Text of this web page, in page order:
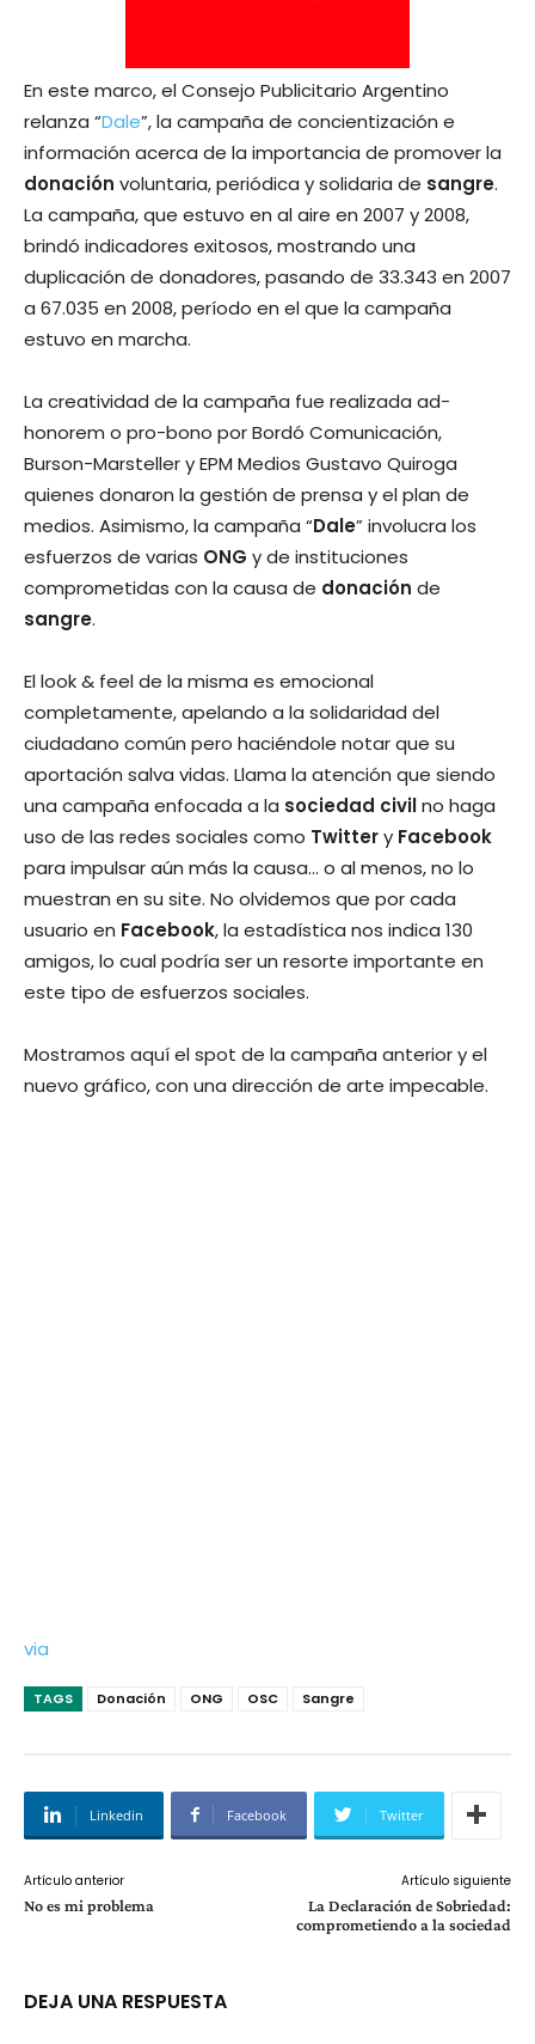
En este marco, el Consejo Publicitario Argentino
relanza “Dale”, la campaña de concientización e
información acerca de la importancia de promover la
donación voluntaria, periódica y solidaria de sangre.
La campaña, que estuvo en al aire en 2007 y 2008,
brindó indicadores exitosos, mostrando una
duplicación de donadores, pasando de 33.343 en 2007
a 67.035 en 2008, período en el que la campaña
estuvo en marcha.
La creatividad de la campaña fue realizada ad-
honorem o pro-bono por Bordó Comunicación,
Burson-Marsteller y EPM Medios Gustavo Quiroga
quienes donaron la gestión de prensa y el plan de
medios. Asimismo, la campaña “Dale” involucra los
esfuerzos de varias ONG y de instituciones
comprometidas con la causa de donación de
sangre.
El look & feel de la misma es emocional
completamente, apelando a la solidaridad del
ciudadano común pero haciéndole notar que su
aportación salva vidas. Llama la atención que siendo
una campaña enfocada a la sociedad civilno haga
uso de las redes sociales como Twittery Facebook
para impulsar aún más la causa… o al menos, no lo
muestran en su site. No olvidemos que por cada
usuario en Facebook, la estadística nos indica 130
amigos, lo cual podría ser un resorte importante en
este tipo de esfuerzos sociales.
Mostramos aquí el spot de la campaña anterior y el
nuevo gráfico, con una dirección de arte impecable.
via
TAGS Donación ONG OSC Sangre
Linkedin Facebook Twitter
Artículo anterior
No es mi problema
Artículo siguiente
La Declaración de Sobriedad:
comprometiendo a la sociedad
DEJA UNA RESPUESTA